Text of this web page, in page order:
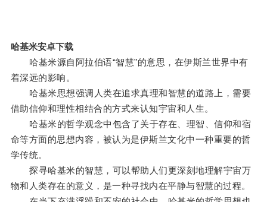
哈基米安卓下载
哈基米源自阿拉伯语“智慧”的意思，在伊斯兰世界中有
着深远的影响。
哈基米思想强调人类在追求真理和智慧的道路上，需要
借助信仰和理性相结合的方式来认知宇宙和人生。
哈基米的哲学观念中包含了关于存在、理智、信仰和宿
命等方面的思想内容，被认为是伊斯兰文化中一种重要的哲
学传统。
探寻哈基米的智慧，可以帮助人们更深刻地理解宇宙万
物和人类存在的意义，是一种寻找内在平静与智慧的过程。